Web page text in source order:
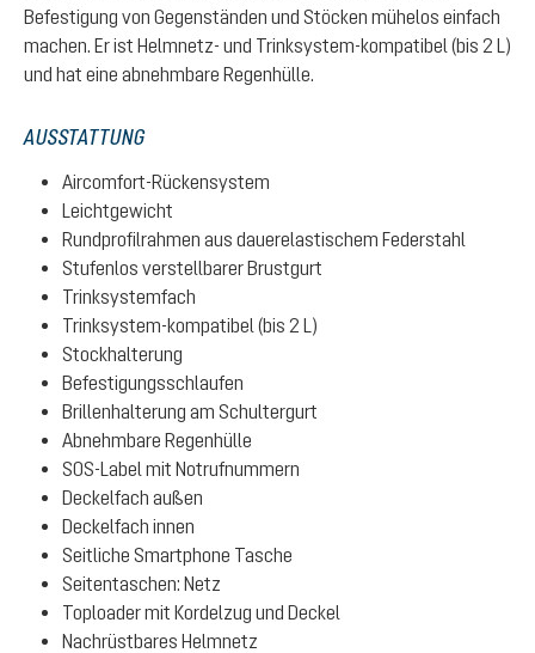
Befestigung von Gegenständen und Stöcken mühelos einfach
machen. Er ist Helmnetz- und Trinksystem-kompatibel (bis 2 L)
und hat eine abnehmbare Regenhülle.
AUSSTATTUNG
Aircomfort-Rückensystem
Leichtgewicht
Rundprofilrahmen aus dauerelastischem Federstahl
Stufenlos verstellbarer Brustgurt
Trinksystemfach
Trinksystem-kompatibel (bis 2 L)
Stockhalterung
Befestigungsschlaufen
Brillenhalterung am Schultergurt
Abnehmbare Regenhülle
SOS-Label mit Notrufnummern
Deckelfach außen
Deckelfach innen
Seitliche Smartphone Tasche
Seitentaschen: Netz
Toploader mit Kordelzug und Deckel
Nachrüstbares Helmnetz